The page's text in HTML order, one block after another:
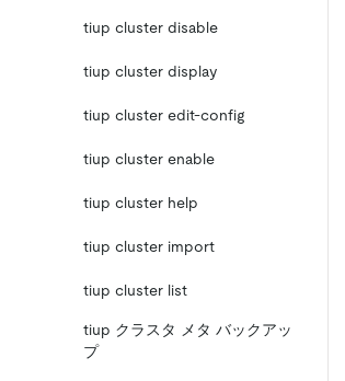
tiup cluster disable
tiup cluster display
tiup cluster edit-config
tiup cluster enable
tiup cluster help
tiup cluster import
tiup cluster list
tiup クラスタ メタ バックアッ
プ